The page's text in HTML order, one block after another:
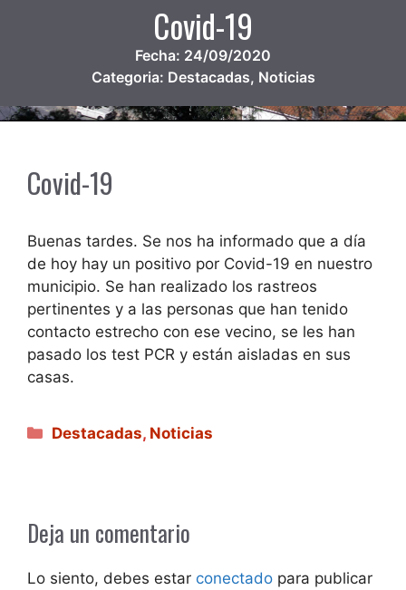
Covid-19
Fecha: 24/09/2020
Categoria: Destacadas, Noticias
Covid-19
Buenas tardes. Se nos ha informado que a día
de hoy hay un positivo por Covid-19 en nuestro
municipio. Se han realizado los rastreos
pertinentes y a las personas que han tenido
contacto estrecho con ese vecino, se les han
pasado los test PCR y están aisladas en sus
casas.
Categorías
Destacadas, Noticias
Deja un comentario
Lo siento, debes estar conectado para publicar